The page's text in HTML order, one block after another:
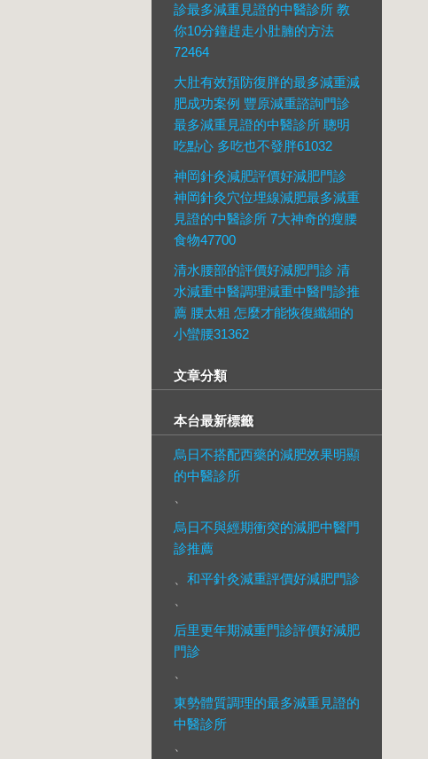
診最多減重見證的中醫診所 教
你10分鐘趕走小肚腩的方法
72464
大肚有效預防復胖的最多減重減
肥成功案例 豐原減重諮詢門診
最多減重見證的中醫診所 聰明
吃點心 多吃也不發胖61032
神岡針灸減肥評價好減肥門診
神岡針灸穴位埋線減肥最多減重
見證的中醫診所 7大神奇的瘦腰
食物47700
清水腰部的評價好減肥門診 清
水減重中醫調理減重中醫門診推
薦 腰太粗 怎麼才能恢復纖細的
小蠻腰31362
文章分類
本台最新標籤
烏日不搭配西藥的減肥效果明顯
的中醫診所
烏日不與經期衝突的減肥中醫門
診推薦
和平針灸減重評價好減肥門診
后里更年期減重門診評價好減肥
門診
東勢體質調理的最多減重見證的
中醫診所